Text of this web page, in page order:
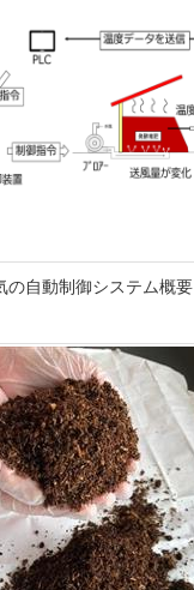
の自動制御システム概要